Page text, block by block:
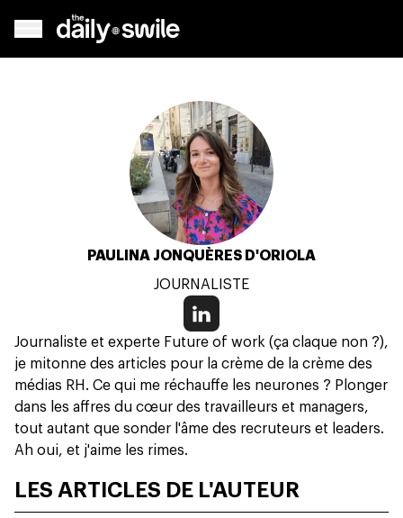
PAULINA JONQUÈRES D'ORIOLA
JOURNALISTE
Journaliste et experte Future of work (ça claque non ?),
je mitonne des articles pour la crème de la crème des
médias RH. Ce qui me réchauffe les neurones ? Plonger
dans les affres du cœur des travailleurs et managers,
tout autant que sonder l'âme des recruteurs et leaders.
Ah oui, et j'aime les rimes.
LES ARTICLES DE L'AUTEUR